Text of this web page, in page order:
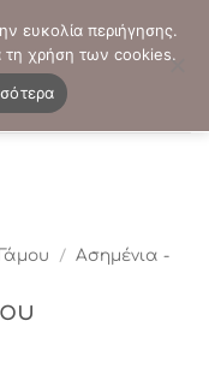
- 2103821941
/ Ασημένια -
ευκολία περιήγησης.
τη χρήση των cookies.